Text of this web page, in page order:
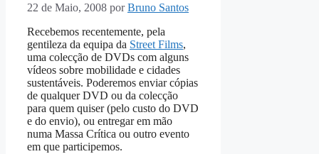
22 de Maio, 2008 porBruno Santos
Recebemos recentemente, pela
gentileza da equipa da Street Films,
uma colecção de DVDs com alguns
vídeos sobre mobilidade e cidades
sustentáveis. Poderemos enviar cópias
de qualquer DVD ou da colecção
para quem quiser (pelo custo do DVD
e do envio), ou entregar em mão
numa Massa Crítica ou outro evento
em que participemos.